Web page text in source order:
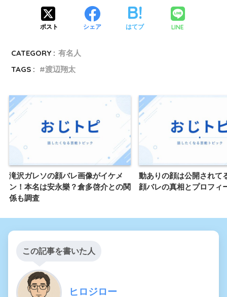
ポスト シェア はてブ LINE
CATEGORY : 有名人
TAGS :
渡辺翔太
滝沢ガレソの顔バレ画像がイケメ
ン！本名は安永樂？倉多啓介との関
係も調査
動ありの顔は公開されて
顔バレの真相とプロフィ
この記事を書いた人
ヒロジロー